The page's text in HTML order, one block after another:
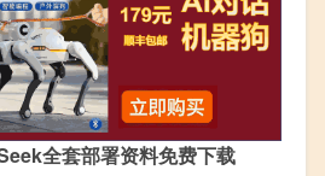
全套部署资料免费下载